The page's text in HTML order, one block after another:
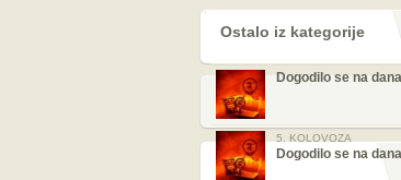
Ostalo iz kategorije
Dogodilo se na
5. KOLOVOZA
Dogodilo se na